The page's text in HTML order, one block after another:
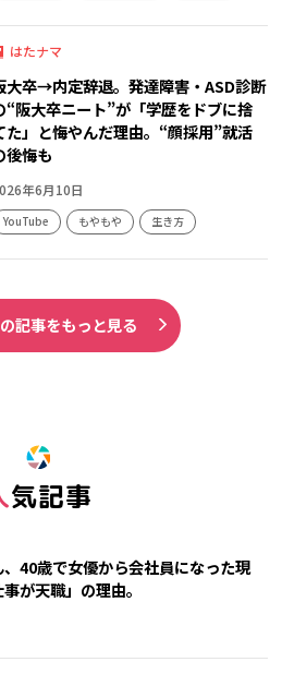
はたナマ
大卒→内定辞退。発達障害・ASD診断
“阪大卒ニート”が「学歴をドブに捨
た」と悔やんだ理由。“顔採用”就活
後悔も
年6月10日
YouTube もやもや 生き方
記事をもっと見る
人気記事
40歳で女優から会社員になった現
が天職」の理由。